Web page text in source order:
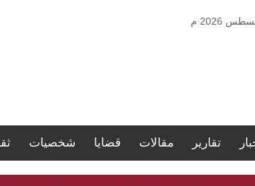
تقارير مقالات قضايا شخصيات